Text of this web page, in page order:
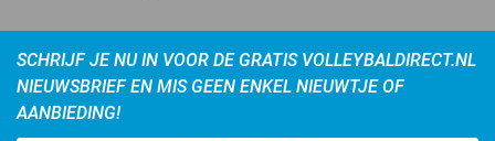
SCHRIJF JE NU IN VOOR DE GRATIS VOLLEYBALDIRECT.NL
NIEUWSBRIEF EN MIS GEEN ENKEL NIEUWTJE OF
AANBIEDING!